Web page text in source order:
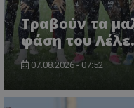
Τραβούν τα
φάση του
07.08.2026 - 07:52